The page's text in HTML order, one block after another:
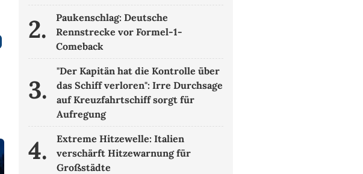
2.
Paukenschlag: Deutsche
Rennstrecke vor Formel-1-
Comeback
3.
"Der Kapitän hat die Kontrolle über
das Schiff verloren": Irre Durchsage
auf Kreuzfahrtschiff sorgt für
Aufregung
4.
Extreme Hitzewelle: Italien
verschärft Hitzewarnung für
Großstädte